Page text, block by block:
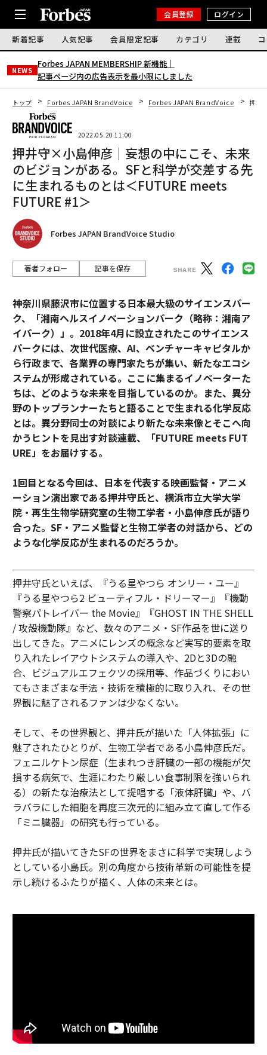
会員登録 ログイン
新着記事 人気記事 会員限定記事 カテゴリ 連載
NEWS
Forbes JAPAN MEMBERSHIP 新機能｜
記事ページ内の広告表示を最小限にしました
トップ Forbes JAPAN BrandVoice Forbes JAPAN BrandVoice 押井
2022.05.20 11:00
押井守×小島伸彦｜妄想の中にこそ、未来
のビジョンがある。SFと科学が交差する先
に生まれるものとは＜FUTURE meets
FUTURE #1＞
Forbes JAPAN BrandVoice Studio
著者フォロー 記事を保存
神奈川県藤沢市に位置する日本最大級のサイエンスパー
ク、「湘南ヘルスイノベーションパーク（略称：湘南ア
イパーク）」。2018年4月に設立されたこのサイエンス
パークには、次世代医療、AI、ベンチャーキャピタルか
ら行政まで、各業界の専門家たちが集い、新たなエコシ
ステムが形成されている。ここに集まるイノベーターた
ちは、どのような未来を目指しているのか。また、異分
野のトップランナーたちと語ることで生まれる化学反応
とは。異分野同士の対談により新たな未来像とそこへ向
かうヒントを見出す対談連載、「FUTURE meets FUT
URE」をお届けする。
1回目となる今回は、日本を代表する映画監督・アニメ
ーション演出家である押井守氏と、横浜市立大学大学
院・再生生物学研究室の生物工学者・小島伸彦氏が語り
合った。SF・アニメ監督と生物工学者の対話から、どの
ような化学反応が生まれるのだろうか。
押井守氏といえば、『うる星やつら オンリー・ユー』
『うる星やつら2 ビューティフル・ドリーマー』『機動
警察パトレイバー the Movie』『GHOST IN THE SHELL
/ 攻殻機動隊』など、数々のアニメ・SF作品を世に送り
出してきた。アニメにレンズの概念など実写的要素を取
り入れたレイアウトシステムの導入や、2Dと3Dの融
合、ビジュアルエフェクツの採用等、作品づくりにおい
てもさまざまな手法・技術を積極的に取り入れ、その世
界観に魅了されるファンは少なくない。
そして、その世界観と、押井氏が描いた「人体拡張」に
魅了されたひとりが、生物工学者である小島伸彦氏だ。
フェニルケトン尿症（生まれつき肝臓の一部の機能が欠
損する病気で、生涯にわたり厳しい食事制限を強いられ
る）の新たな治療法として提唱する「液体肝臓」や、バ
ラバラにした細胞を再度三次元的に組み立て直して作る
「ミニ臓器」の研究も行っている。
押井氏が描いてきたSFの世界をまさに科学で実現しよう
としている小島氏。別の角度から技術革新の可能性を提
示し続けるふたりが描く、人体の未来とは。